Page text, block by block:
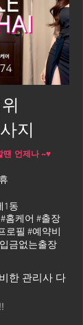
지
땐 언제나 ~♥
홈케어 #출장
로필 #예약비
금없는출장
1동
한 관리사 다